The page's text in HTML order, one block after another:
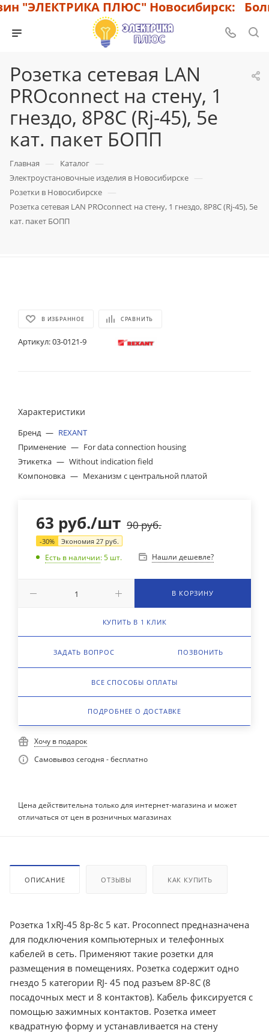
"ЭЛЕКТРИКА ПЛЮС" Новосибирск:
Розетка сетевая LAN
PROconnect на стену, 1
гнездо, 8Р8С (Rj-45), 5e
кат. пакет БОПП
Главная — Каталог —
Электроустановочные изделия в Новосибирске —
Розетки в Новосибирске —
Розетка сетевая LAN PROconnect на стену, 1 гнездо, 8Р8С (Rj-45), 5e
кат. пакет БОПП
В ИЗБРАННОЕ СРАВНИТЬ
Артикул:03-0121-9
Характеристики
Бренд — REXANT
Применение — For data connection housing
Этикетка — Without indication field
Компоновка — Механизм с центральной платой
63 руб./шт 90руб.
-30% Экономия 27 руб.
Есть в наличии: 5 шт. Нашли дешевле?
В КОРЗИНУ
КУПИТЬ В 1 КЛИК
ЗАДАТЬ ВОПРОС ПОЗВОНИТЬ
ВСЕ СПОСОБЫ ОПЛАТЫ
ПОДРОБНЕЕ О ДОСТАВКЕ
Хочу в подарок
Самовывоз сегодня - бесплатно
Цена действительна только для интернет-магазина и может
отличаться от цен в розничных магазинах
ОПИСАНИЕ ОТЗЫВЫ КАК КУПИТЬ
Розетка 1хRJ-45 8р-8с 5 кат. Proconnect предназначена
для подключения компьютерных и телефонных
кабелей в сеть. Применяют такие розетки для
размещения в помещениях. Розетка содержит одно
гнездо 5 категории RJ- 45 под разъем 8Р-8С (8
посадочных мест и 8 контактов). Кабель фиксируется с
помощью зажимных контактов. Розетка имеет
квадратную форму и устанавливается на стену